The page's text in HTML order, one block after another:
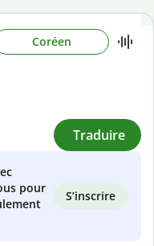
Coréen
Traduire
pour
S’inscrire